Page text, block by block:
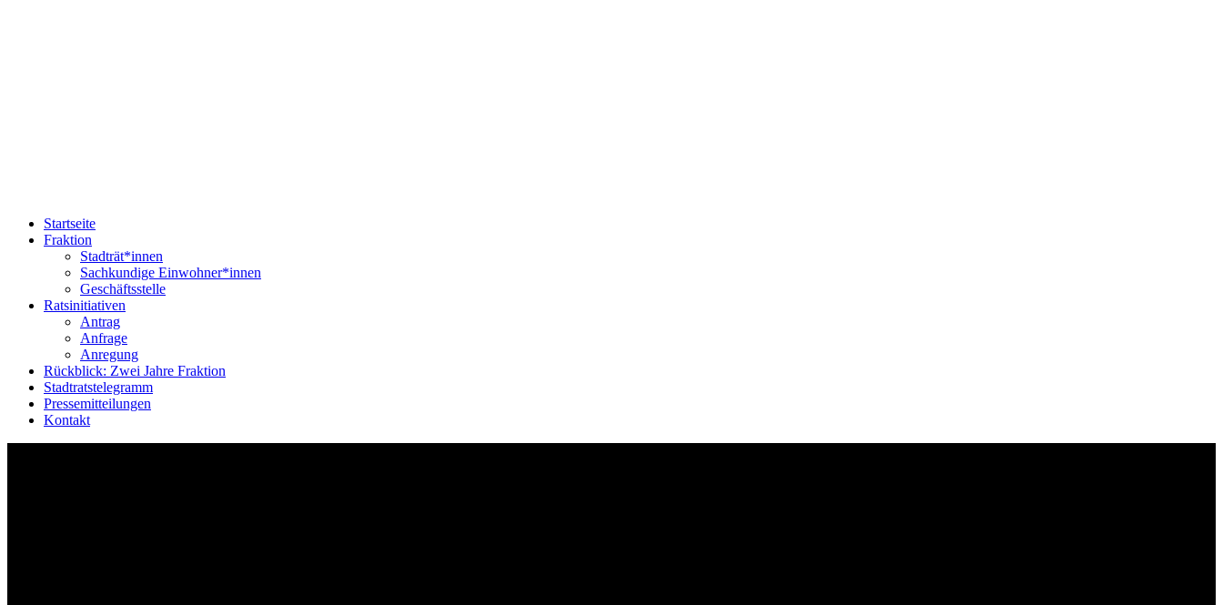
Startseite
Fraktion
Stadträt*innen
Sachkundige Einwohner*innen
Geschäftsstelle
Ratsinitiativen
Antrag
Anfrage
Anregung
Rückblick: Zwei Jahre Fraktion
Stadtratstelegramm
Pressemitteilungen
Kontakt